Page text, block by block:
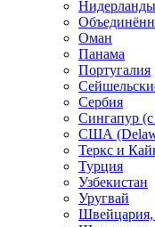
Нидерланды
Оман
Панама
Португалия
Сербия
Сингапур (c
США
Теркс и
Турция
Узбекистан
Уругвай